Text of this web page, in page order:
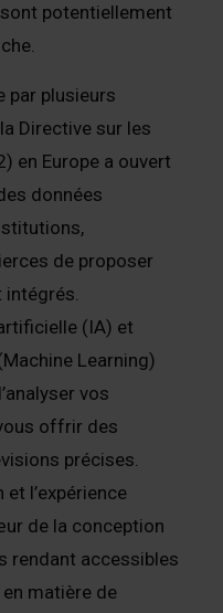
potentiellement
par plusieurs
Directive sur les
en Europe a ouvert
données
de proposer
intégrés.
(IA) et
Learning)
vos
offrir des
précises.
l’expérience
de la conception
rendant accessibles
matière de